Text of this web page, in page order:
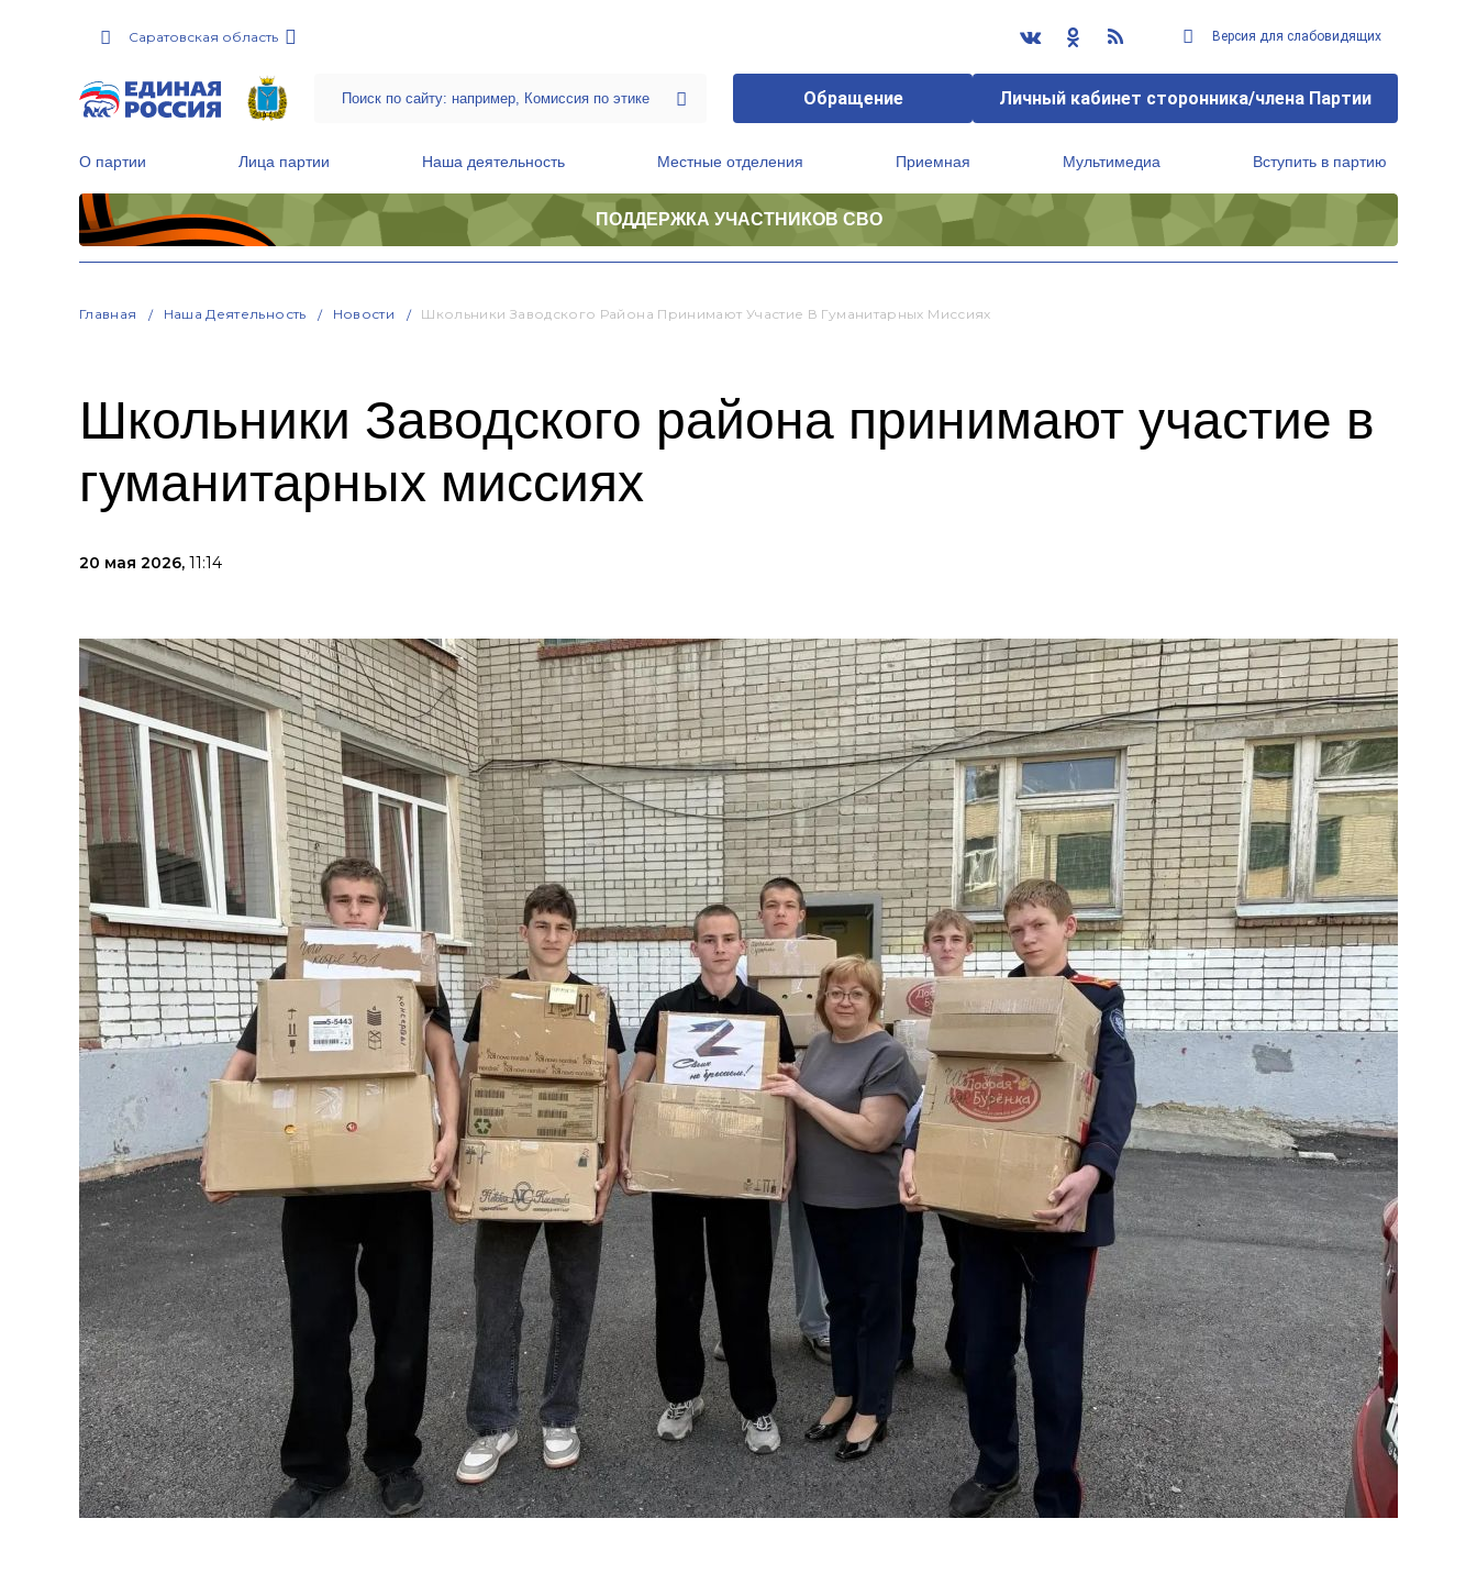
Саратовская область Версия для слабовидящих
Обращение Личный кабинет сторонника/члена Партии
О партии Лица партии Наша деятельность Местные отделения Приемная Мультимедиа Вступить в партию
ПОДДЕРЖКА УЧАСТНИКОВ СВО
Главная Наша Деятельность Новости Школьники Заводского Района Принимают Участие В Гуманитарных Миссиях
Школьники Заводского района принимают участие в
гуманитарных миссиях
20 мая 2026, 11:14